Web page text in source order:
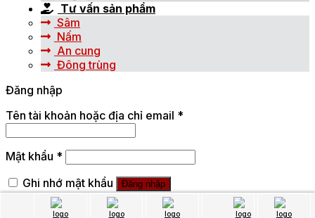
Tư vấn sản phẩm
Sâm
Nấm
An cung
Đông trùng
Đăng nhập
Tên tài khoản hoặc địa chỉ email *
Mật khẩu *
Ghi nhớ mật khẩu
Đăng nhập
Quên mật khẩu?